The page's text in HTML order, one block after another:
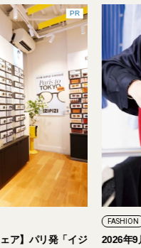
PR
ア】パリ発「イジ
FASHION
2026年9